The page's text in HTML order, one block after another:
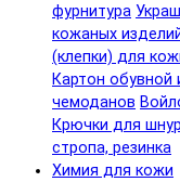
фурнитура
кожаных
(клепки) для
Картон обувной
чемоданов
Крючки для
стропа, резинка
Химия для кожи